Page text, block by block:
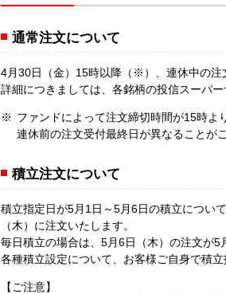
通常注文について
4月30日（金）15時以降（※）、連休中の注
詳細につきましては、各銘柄の投信スーパ
ファンドによって注文締切時間が15時よ
連休前の注文受付最終日が異なることが
積立注文について
積立指定日が5月1日～5月6日の積立につい
（木）に注文いたします。
毎日積立の場合は、5月6日（木）の注文が
各種積立設定について、お客様ご自身で積
【ご注意】